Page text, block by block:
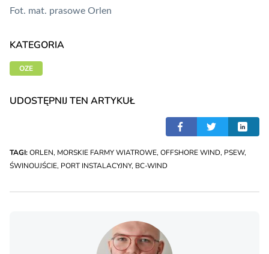
Fot. mat. prasowe Orlen
KATEGORIA
OZE
UDOSTĘPNIJ TEN ARTYKUŁ
TAGI:ORLEN, MORSKIE FARMY WIATROWE, OFFSHORE WIND, PSEW,
ŚWINOUJŚCIE, PORT INSTALACYJNY, BC-WIND